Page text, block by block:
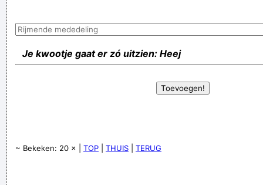
Je kwootje gaat er zó uitzien: Heej
~ Bekeken: 20 × | TOP THUIS TERUG